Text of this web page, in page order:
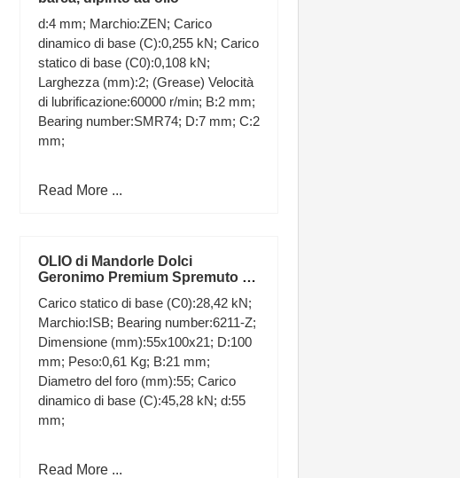
d:4 mm; Marchio:ZEN; Carico
dinamico di base (C):0,255 kN; Carico
statico di base (C0):0,108 kN;
Larghezza (mm):2; (Grease) Velocità
di lubrificazione:60000 r/min; B:2 mm;
Bearing number:SMR74; D:7 mm; C:2
mm;
Read More ...
OLIO di Mandorle Dolci
Geronimo Premium Spremuto a
Carico statico di base (C0):28,42 kN;
Marchio:ISB; Bearing number:6211-Z;
Dimensione (mm):55x100x21; D:100
mm; Peso:0,61 Kg; B:21 mm;
Diametro del foro (mm):55; Carico
dinamico di base (C):45,28 kN; d:55
mm;
Read More ...